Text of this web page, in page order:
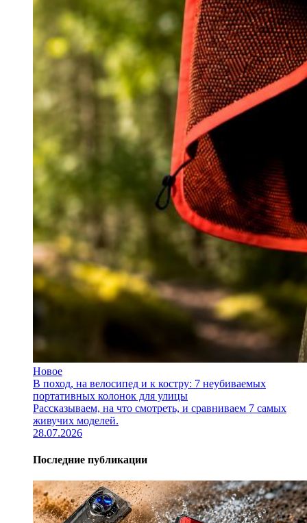
Новое
В поход, на велосипед и к костру: 7 неубиваемых
портативных колонок для улицы
Рассказываем, на что смотреть, и сравниваем 7 самых
живучих моделей.
28.07.2026
Последние публикации